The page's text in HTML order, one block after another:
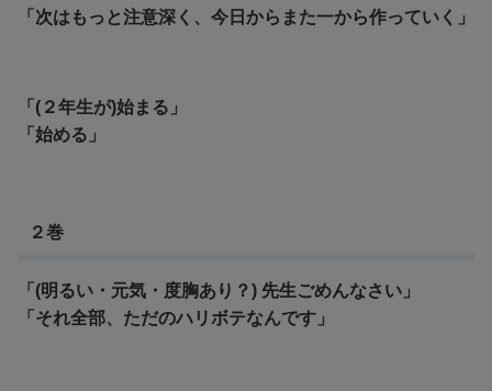
「次はもっと注意深く、今日からまた一から作っていく」
「(２年生が)始まる」
「始める」
２巻
「(明るい・元気・度胸あり？) 先生ごめんなさい」
「それ全部、ただのハリボテなんです」